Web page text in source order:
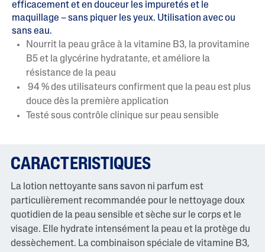
efficacement et en douceur les impuretés et le
maquillage – sans piquer les yeux. Utilisation avec ou
sans eau.
Nourrit la peau grâce à la vitamine B3, la provitamine
B5 et la glycérine hydratante, et améliore la
résistance de la peau
94 % des utilisateurs confirment que la peau est plus
douce dès la première application
Testé sous contrôle clinique sur peau sensible
CARACTERISTIQUES
La lotion nettoyante sans savon ni parfum est
particulièrement recommandée pour le nettoyage doux
quotidien de la peau sensible et sèche sur le corps et le
visage. Elle hydrate intensément la peau et la protège du
dessèchement. La combinaison spéciale de vitamine B3,